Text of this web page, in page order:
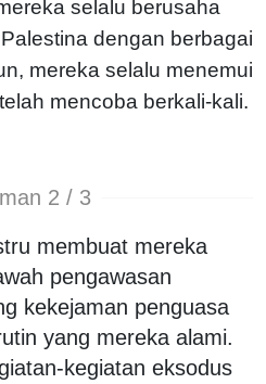
selalu berusaha
dengan berbagai
mereka selalu menemui
mencoba berkali-kali.
2 / 3
membuat mereka
pengawasan
kekejaman penguasa
yang mereka alami.
kegiatan eksodus